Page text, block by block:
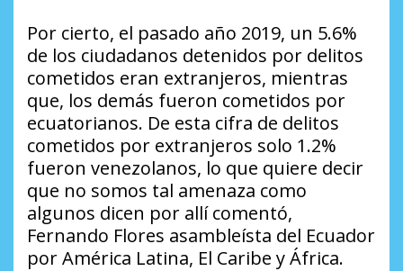
Por cierto, el pasado año 2019, un 5.6%
de los ciudadanos detenidos por delitos
cometidos eran extranjeros, mientras
que, los demás fueron cometidos por
ecuatorianos. De esta cifra de delitos
cometidos por extranjeros solo 1.2%
fueron venezolanos, lo que quiere decir
que no somos tal amenaza como
algunos dicen por allí comentó,
Fernando Flores asambleísta del Ecuador
por América Latina, El Caribe y África.